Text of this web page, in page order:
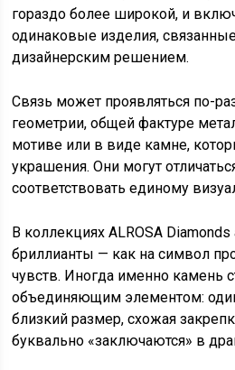
гораздо более широкой, и
одинаковые изделия,
дизайнерским решением.
Связь может проявляться по-
геометрии, общей фактуре
мотиве или в виде камне,
украшения. Они могут
соответствовать единому
В коллекциях ALROSA
бриллианты — как на символ
чувств. Иногда именно камень
объединяющим элементом:
близкий размер, схожая
буквально «заключаются» в